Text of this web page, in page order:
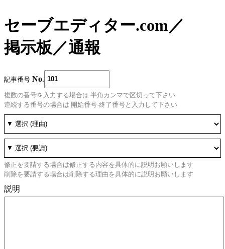
セーブエディター.com／
掲示板／通報
記事番号 No
複数の番号を入力する場合は 半角カンマで区切って下さい
連続する番号の場合は 開始番号-終了番号と入力して下さい
修正を要請する場合は修正する内容を具体的に説明お願いします
削除を要請する場合は削除する理由を具体的に説明お願いします
説明